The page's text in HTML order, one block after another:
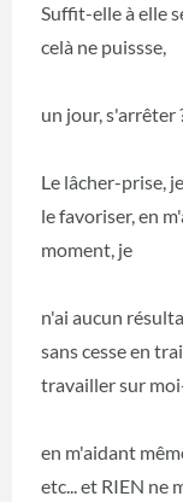
Suffit-elle à elle
celà ne puissse,
un jour, s'arrêter
Le lâcher-prise,
le favoriser, en
moment, je
n'ai aucun
sans cesse en
travailler sur
en m'aidant
etc... et RIEN ne